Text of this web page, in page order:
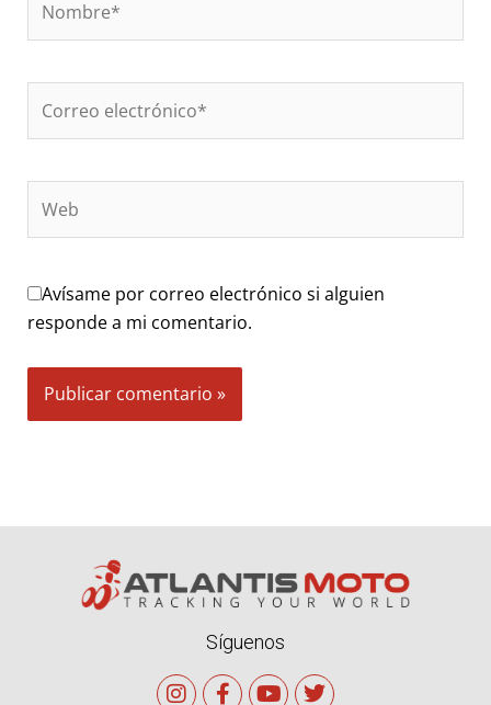
electrónico*
Avísame por correo electrónico si alguien
responde a mi comentario.
Síguenos
n
F
a o w